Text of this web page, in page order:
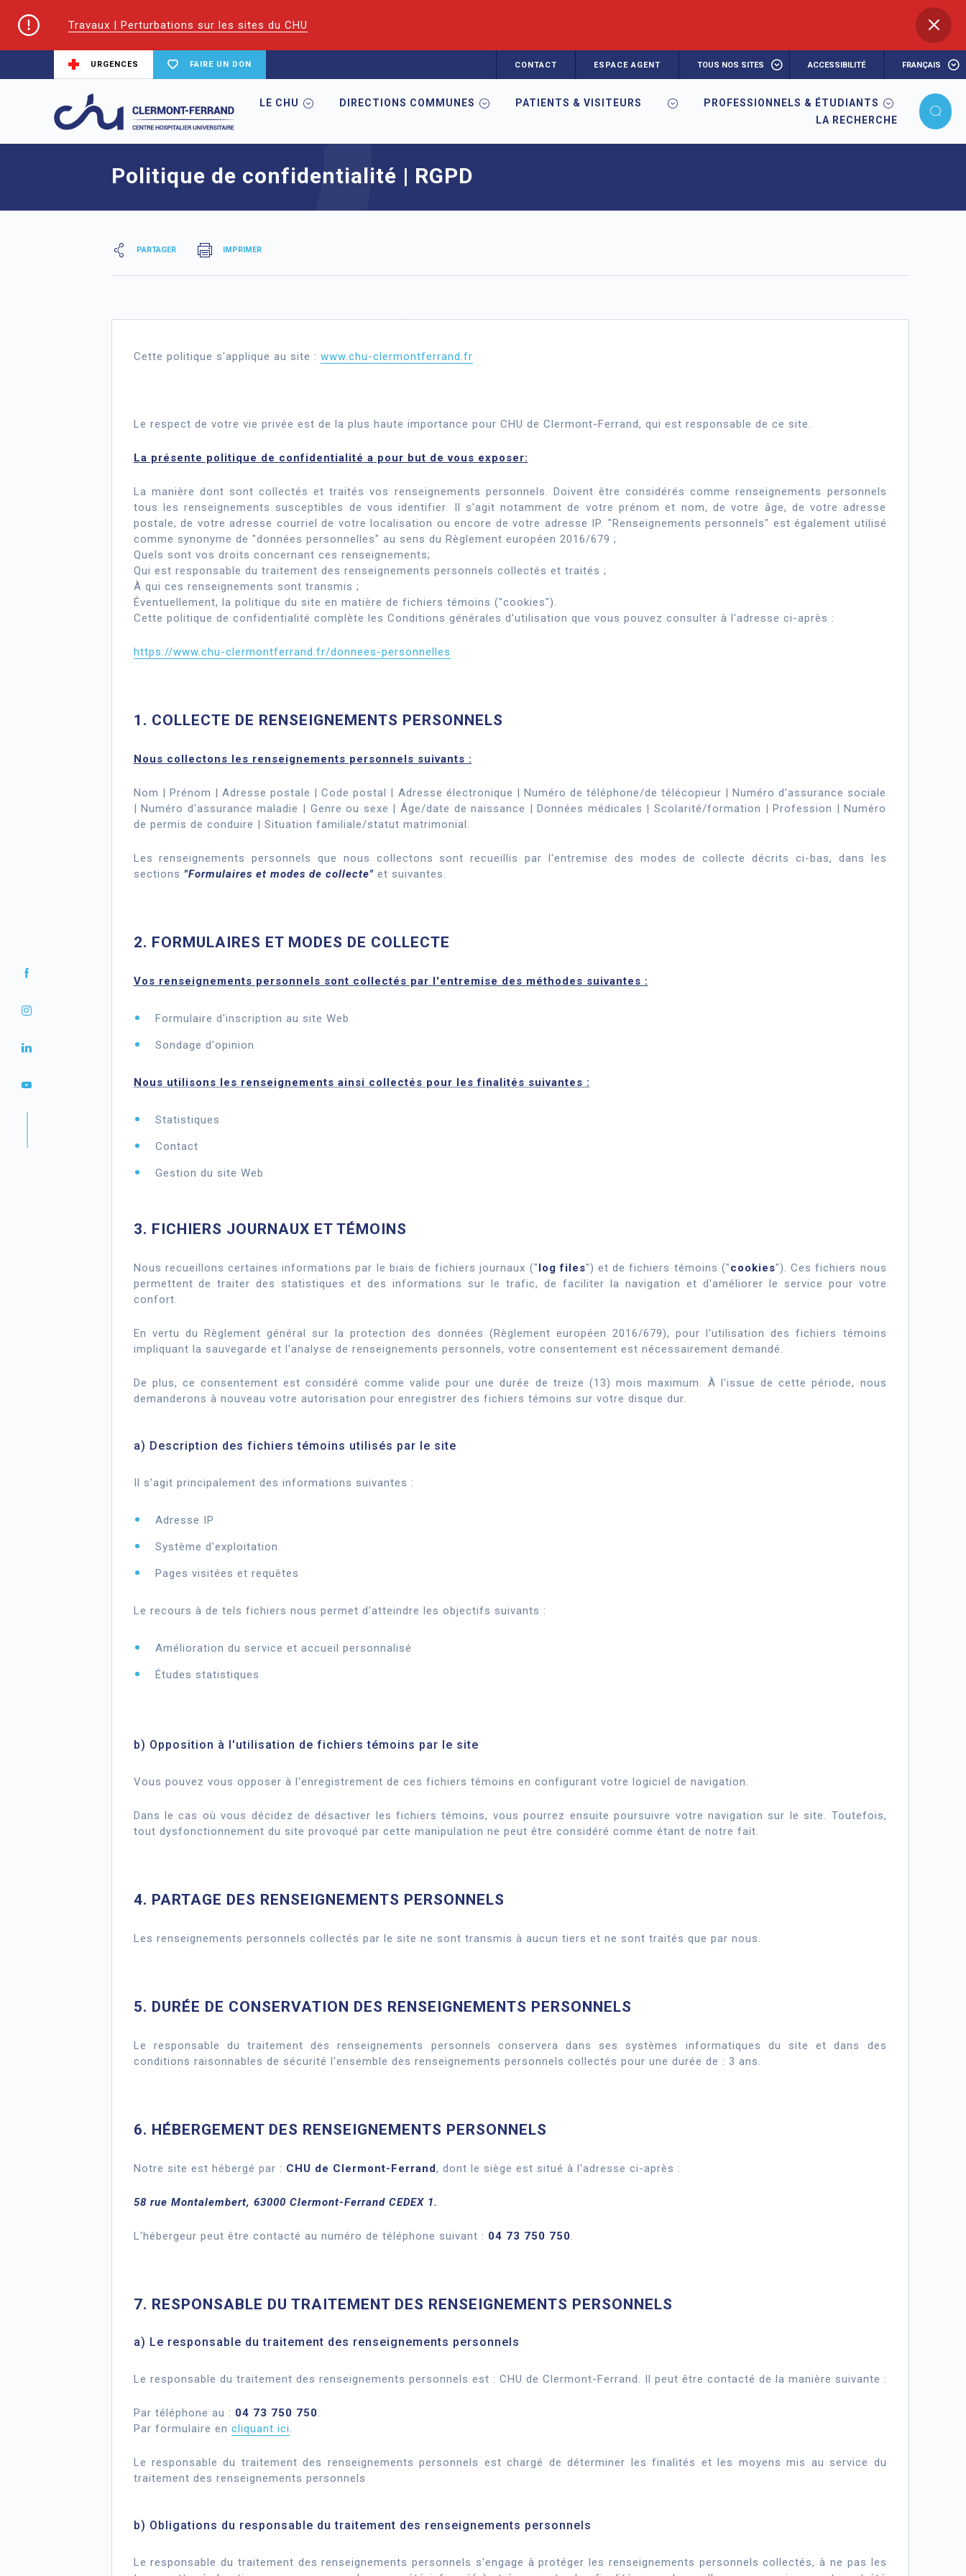
Travaux | Perturbations sur les sites du CHU
URGENCES FAIRE UN DON CONTACT ESPACE AGENT TOUS NOS SITES ACCESSIBILITÉ FRANÇAIS
LE CHU DIRECTIONS COMMUNES PATIENTS & VISITEURS
PROFESSIONNELS & ÉTUDIANTS
LA RECHERCHE
Accueil Politique de confidentialité | RGPD
Politique de confidentialité | RGPD
PARTAGER IMPRIMER
Cette politique s'applique au site : www.chu-clermontferrand.fr
Le respect de votre vie privée est de la plus haute importance pour CHU de Clermont-Ferrand, qui est responsable de ce site.
La présente politique de confidentialité a pour but de vous exposer:
La manière dont sont collectés et traités vos renseignements personnels. Doivent être considérés comme renseignements personnels
tous les renseignements susceptibles de vous identifier. Il s'agit notamment de votre prénom et nom, de votre âge, de votre adresse
postale, de votre adresse courriel de votre localisation ou encore de votre adresse IP. "Renseignements personnels" est également utilisé
comme synonyme de "données personnelles" au sens du Règlement européen 2016/679 ;
Quels sont vos droits concernant ces renseignements;
Qui est responsable du traitement des renseignements personnels collectés et traités ;
À qui ces renseignements sont transmis ;
Éventuellement, la politique du site en matière de fichiers témoins ("cookies").
Cette politique de confidentialité complète les Conditions générales d'utilisation que vous pouvez consulter à l'adresse ci-après :
https://www.chu-clermontferrand.fr/donnees-personnelles
1. COLLECTE DE RENSEIGNEMENTS PERSONNELS
Nous collectons les renseignements personnels suivants :
Nom | Prénom | Adresse postale | Code postal | Adresse électronique | Numéro de téléphone/de télécopieur | Numéro d'assurance sociale
| Numéro d'assurance maladie | Genre ou sexe | Âge/date de naissance | Données médicales | Scolarité/formation | Profession | Numéro
de permis de conduire | Situation familiale/statut matrimonial.
Les renseignements personnels que nous collectons sont recueillis par l'entremise des modes de collecte décrits ci-bas, dans les
sections "Formulaires et modes de collecte"et suivantes.
2. FORMULAIRES ET MODES DE COLLECTE
Vos renseignements personnels sont collectés par l'entremise des méthodes suivantes :
Formulaire d'inscription au site Web
Sondage d'opinion
Nous utilisons les renseignements ainsi collectés pour les finalités suivantes :
Statistiques
Contact
Gestion du site Web
3. FICHIERS JOURNAUX ET TÉMOINS
Nous recueillons certaines informations par le biais de fichiers journaux ("log files") et de fichiers témoins ("cookies"). Ces fichiers nous
permettent de traiter des statistiques et des informations sur le trafic, de faciliter la navigation et d'améliorer le service pour votre
confort.
En vertu du Règlement général sur la protection des données (Règlement européen 2016/679), pour l'utilisation des fichiers témoins
impliquant la sauvegarde et l'analyse de renseignements personnels, votre consentement est nécessairement demandé.
De plus, ce consentement est considéré comme valide pour une durée de treize (13) mois maximum. À l'issue de cette période, nous
demanderons à nouveau votre autorisation pour enregistrer des fichiers témoins sur votre disque dur.
a) Description des fichiers témoins utilisés par le site
Il s'agit principalement des informations suivantes :
Adresse IP
Système d'exploitation
Pages visitées et requêtes
Le recours à de tels fichiers nous permet d'atteindre les objectifs suivants :
Amélioration du service et accueil personnalisé
Études statistiques
b) Opposition à l'utilisation de fichiers témoins par le site
Vous pouvez vous opposer à l'enregistrement de ces fichiers témoins en configurant votre logiciel de navigation.
Dans le cas où vous décidez de désactiver les fichiers témoins, vous pourrez ensuite poursuivre votre navigation sur le site. Toutefois,
tout dysfonctionnement du site provoqué par cette manipulation ne peut être considéré comme étant de notre fait.
4. PARTAGE DES RENSEIGNEMENTS PERSONNELS
Les renseignements personnels collectés par le site ne sont transmis à aucun tiers et ne sont traités que par nous.
5. DURÉE DE CONSERVATION DES RENSEIGNEMENTS PERSONNELS
Le responsable du traitement des renseignements personnels conservera dans ses systèmes informatiques du site et dans des
conditions raisonnables de sécurité l'ensemble des renseignements personnels collectés pour une durée de : 3 ans.
6. HÉBERGEMENT DES RENSEIGNEMENTS PERSONNELS
Notre site est hébergé par : CHU de Clermont-Ferrand, dont le siège est situé à l'adresse ci-après :
58 rue Montalembert, 63000 Clermont-Ferrand CEDEX 1.
L'hébergeur peut être contacté au numéro de téléphone suivant : 04 73 750 750.
7. RESPONSABLE DU TRAITEMENT DES RENSEIGNEMENTS PERSONNELS
a) Le responsable du traitement des renseignements personnels
Le responsable du traitement des renseignements personnels est : CHU de Clermont-Ferrand. Il peut être contacté de la manière suivante :
Par téléphone au : 04 73 750 750.
Par formulaire en cliquant ici.
Le responsable du traitement des renseignements personnels est chargé de déterminer les finalités et les moyens mis au service du
traitement des renseignements personnels
b) Obligations du responsable du traitement des renseignements personnels
Le responsable du traitement des renseignements personnels s'engage à protéger les renseignements personnels collectés, à ne pas les